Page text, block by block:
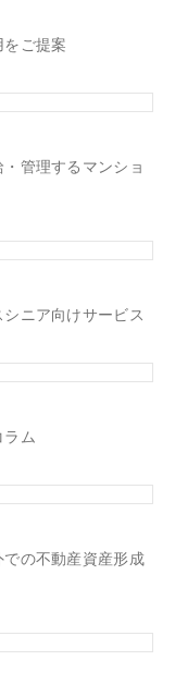
ご提案
管理するマンショ
ニア向けサービス
ム
の不動産資産形成